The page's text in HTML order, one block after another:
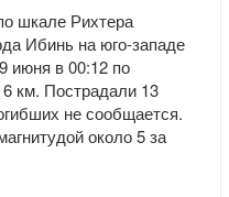
шкале Рихтера
Ибинь на юго-западе
июня в 00:12 по
км. Пострадали 13
не сообщается.
около 5 за